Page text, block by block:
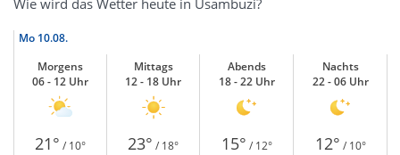
Wie wird das Wetter heute in Usambuzi?
Mo 10.08.
Morgens
06 - 12 Uhr
Mittags
12 - 18 Uhr
Abends
18 - 22 Uhr
Nachts
22 - 06 Uhr
21° / 10° 23° / 18° 15° / 12° 12° / 10°